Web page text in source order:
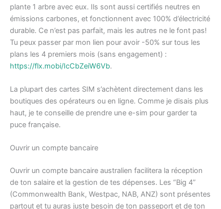
plante 1 arbre avec eux. Ils sont aussi certifiés neutres en
émissions carbones, et fonctionnent avec 100% d’électricité
durable. Ce n’est pas parfait, mais les autres ne le font pas!
Tu peux passer par mon lien pour avoir -50% sur tous les
plans les 4 premiers mois (sans engagement) :
https://flx.mobi/IcCbZeiW6Vb.
La plupart des cartes SIM s’achètent directement dans les
boutiques des opérateurs ou en ligne. Comme je disais plus
haut, je te conseille de prendre une e-sim pour garder ta
puce française.
Ouvrir un compte bancaire
Ouvrir un compte bancaire australien facilitera la réception
de ton salaire et la gestion de tes dépenses. Les “Big 4”
(Commonwealth Bank, Westpac, NAB, ANZ) sont présentes
partout et tu auras juste besoin de ton passeport et de ton